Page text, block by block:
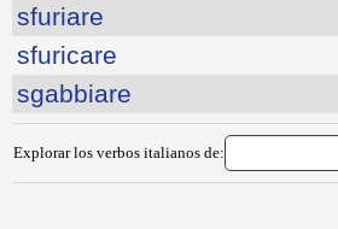
sfuriare
sfuricare
sgabbiare
Explorar los verbos italianos de: